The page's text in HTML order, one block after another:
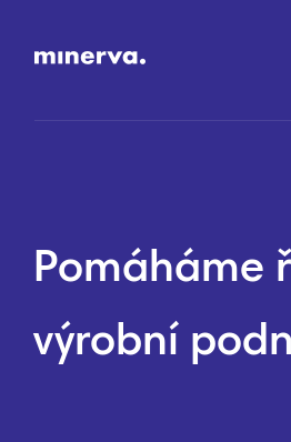
Pomáháme
výrobní